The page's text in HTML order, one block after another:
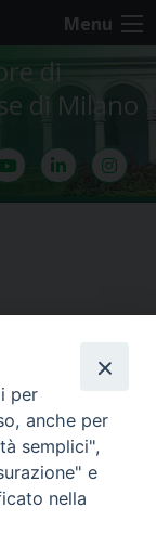
Menu
di
di Milano
causa del ridotto
anche la
Zen è stata
alla Moschea
del 28/05 sono
per
anche per
semplici",
e
nella